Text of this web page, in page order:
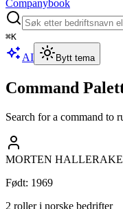
Companybook
⌘K
AI Bytt tema
Command
Search for a command to
MORTEN
Født: 1969
2 roller i norske bedrifter